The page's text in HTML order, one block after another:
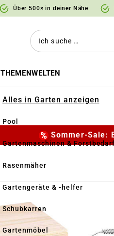
Über 500× in deiner Nähe
THEMENWELTEN
Alles in Garten anzeigen
Pool
Gartenmaschinen &
Rasenmäher
Gartengeräte & -helfer
Schubkarren
Gartenmöbel
Sommer-Sale: